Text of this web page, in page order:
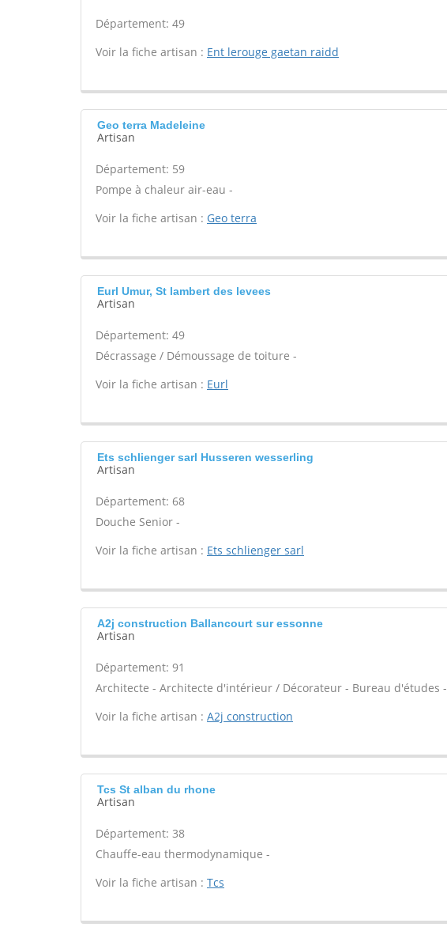
Département: 49
Voir la fiche artisan : Ent lerouge gaetan raidd
Geo terra Madeleine
Artisan
Département: 59
Pompe à chaleur air-eau -
Voir la fiche artisan : Geo terra
Eurl Umur, St lambert des levees
Artisan
Département: 49
Décrassage / Démoussage de toiture -
Voir la fiche artisan : Eurl
Ets schlienger sarl Husseren wesserling
Artisan
Département: 68
Douche Senior -
Voir la fiche artisan : Ets schlienger sarl
A2j construction Ballancourt sur essonne
Artisan
Département: 91
Architecte - Architecte d'intérieur / Décorateur - Bureau d'études -
Voir la fiche artisan : A2j construction
Tcs St alban du rhone
Artisan
Département: 38
Chauffe-eau thermodynamique -
Voir la fiche artisan : Tcs